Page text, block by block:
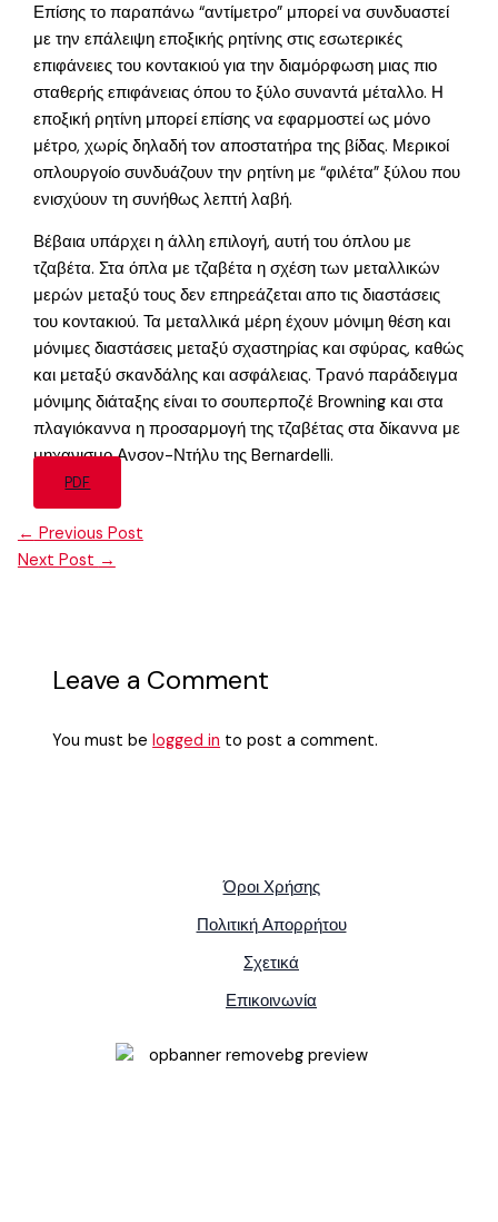
Επίσης το παραπάνω “αντίμετρο” μπορεί να συνδυαστεί
με την επάλειψη εποξικής ρητίνης στις εσωτερικές
επιφάνειες του κοντακιού για την διαμόρφωση μιας πιο
σταθερής επιφάνειας όπου το ξύλο συναντά μέταλλο. Η
εποξική ρητίνη μπορεί επίσης να εφαρμοστεί ως μόνο
μέτρο, χωρίς δηλαδή τον αποστατήρα της βίδας. Μερικοί
οπλουργοίο συνδυάζουν την ρητίνη με “φιλέτα” ξύλου που
ενισχύουν τη συνήθως λεπτή λαβή.
Βέβαια υπάρχει η άλλη επιλογή, αυτή του όπλου με
τζαβέτα. Στα όπλα με τζαβέτα η σχέση των μεταλλικών
μερών μεταξύ τους δεν επηρεάζεται απο τις διαστάσεις
του κοντακιού. Τα μεταλλικά μέρη έχουν μόνιμη θέση και
μόνιμες διαστάσεις μεταξύ σχαστηρίας και σφύρας, καθώς
και μεταξύ σκανδάλης και ασφάλειας. Τρανό παράδειγμα
μόνιμης διάταξης είναι το σουπερποζέ Browning και στα
πλαγιόκαννα η προσαρμογή της τζαβέτας στα δίκαννα με
μηχανισμο Ανσον-Ντήλυ της Bernardelli.
PDF
← Previous Post
Next Post →
Leave a Comment
You must belogged in to post a comment.
Όροι Χρήσης
Πολιτική Απορρήτου
Σχετικά
Επικοινωνία